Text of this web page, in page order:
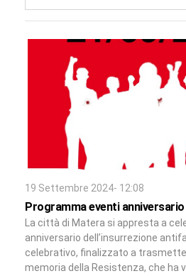
19 Settembre 2024- 12:08
Programma eventi
La città di Matera si appresta a
anniversario dell’insurrezione
celebrativo, finalizzato a
memoria della Resistenza, che ha